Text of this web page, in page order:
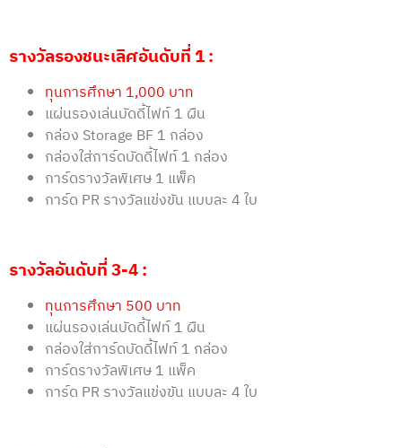
รางวัลรองชนะเลิศอันดับที่1 :
ทุนการศึกษา 1,000 บาท
แผ่นรองเล่นบัดดี้ไฟท์ 1 ผืน
กล่อง Storage BF 1 กล่อง
กล่องใส่การ์ดบัดดี้ไฟท์ 1 กล่อง
การ์ดรางวัลพิเศษ 1 แพ็ค
การ์ด PR รางวัลแข่งขัน แบบละ 4 ใบ
รางวัลอันดับที่3-4 :
ทุนการศึกษา 500 บาท
แผ่นรองเล่นบัดดี้ไฟท์ 1 ผืน
กล่องใส่การ์ดบัดดี้ไฟท์ 1 กล่อง
การ์ดรางวัลพิเศษ 1 แพ็ค
การ์ด PR รางวัลแข่งขัน แบบละ 4 ใบ